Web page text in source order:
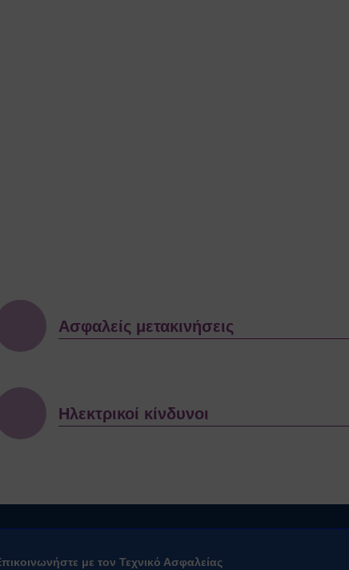
Ασφαλείς μετακινήσεις
Ηλεκτρικοί κίνδυνοι
με τον Τεχνικό Ασφαλείας